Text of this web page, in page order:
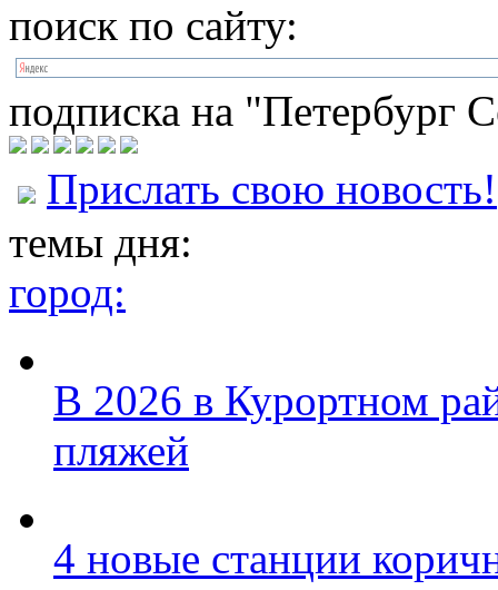
поиск по сайту:
подписка на "Петербург
Прислать свою новость!
темы дня:
город:
В 2026 в Курортном
пляжей
4 новые станции